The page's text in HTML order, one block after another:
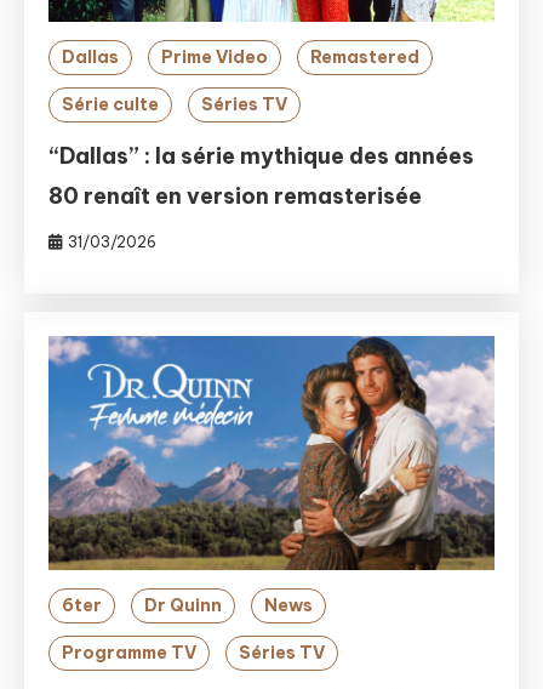
Dallas Prime Video Remastered
Série culte Séries TV
“Dallas” : la série mythique des années
80 renaît en version remasterisée
31/03/2026
6ter Dr Quinn News
Programme TV Séries TV